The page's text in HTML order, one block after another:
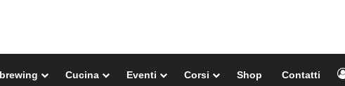
Cucina Eventi Corsi Shop Contatti